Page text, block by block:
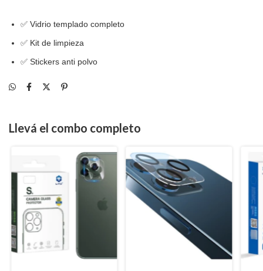
✅ Vidrio templado completo
✅ Kit de limpieza
✅ Stickers anti polvo
Llevá el combo completo